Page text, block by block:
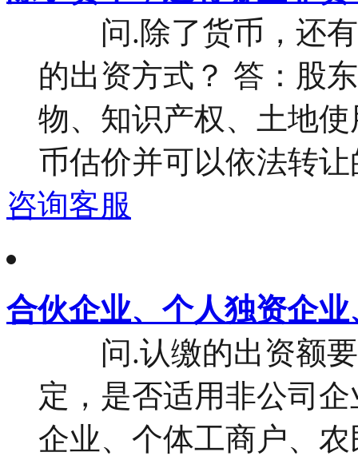
问.除了货币，还有
的出资方式？ 答：股
物、知识产权、土地
币估价并可以依法转
咨询客服
合伙企业、个人独资企
问.认缴的出资额要
定，是否适用非公司
企业、个体工商户、